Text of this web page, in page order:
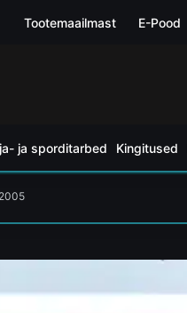
Tootemaailmast E-Pood
ja sporditarbed Kingitused